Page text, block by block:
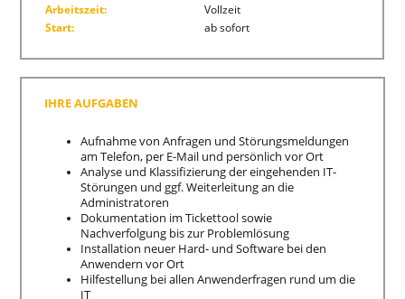
Arbeitszeit:
Vollzeit
Start:
ab sofort
IHRE AUFGABEN
Aufnahme von Anfragen und Störungsmeldungen
am Telefon, per E-Mail und persönlich vor Ort
Analyse und Klassifizierung der eingehenden IT-
Störungen und ggf. Weiterleitung an die
Administratoren
Dokumentation im Tickettool sowie
Nachverfolgung bis zur Problemlösung
Installation neuer Hard- und Software bei den
Anwendern vor Ort
Hilfestellung bei allen Anwenderfragen rund um die
IT